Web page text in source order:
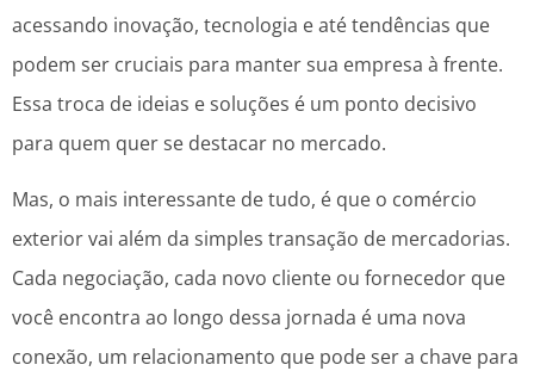
acessando inovação, tecnologia e até tendências que
podem ser cruciais para manter sua empresa à frente.
Essa troca de ideias e soluções é um ponto decisivo
para quem quer se destacar no mercado.
Mas, o mais interessante de tudo, é que o comércio
exterior vai além da simples transação de mercadorias.
Cada negociação, cada novo cliente ou fornecedor que
você encontra ao longo dessa jornada é uma nova
conexão, um relacionamento que pode ser a chave para